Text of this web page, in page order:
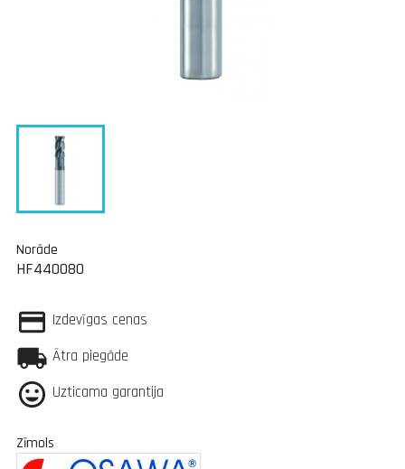
Norāde
HF440080
Izdevīgas cenas
Ātra piegāde
Uzticama garantija
Zīmols